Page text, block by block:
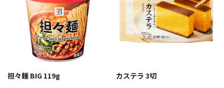
担々麺 BIG 119g カステラ 3切